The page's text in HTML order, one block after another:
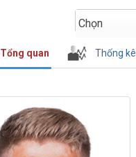
Chọn
Tổng quan Thống kê